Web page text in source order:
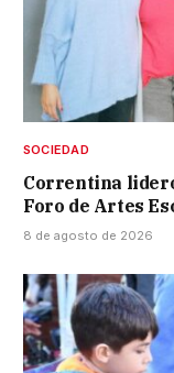
SOCIEDAD
Correntina
Foro de Artes
8 de agosto de 2026